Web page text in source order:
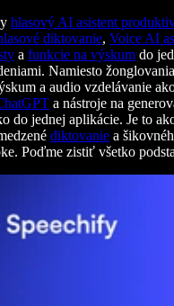
hlasový AI asistent
diktovanie, Voice AI
a funkcie na výskum do
Namiesto
a audio vzdelávanie
a nástroje na
do jednej aplikácie. Je to
diktovanie a
Poďme zistiť všetko